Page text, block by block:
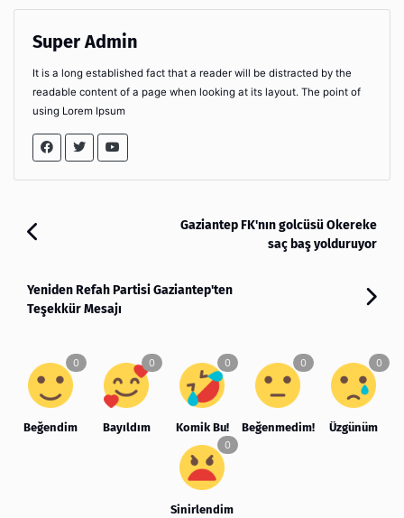
Super Admin
It is a long established fact that a reader will be distracted by the
readable content of a page when looking at its layout. The point of
using Lorem Ipsum
Gaziantep FK'nın golcüsü Okereke
saç baş yolduruyor
Yeniden Refah Partisi Gaziantep'ten
Teşekkür Mesajı
Beğendim Bayıldım Komik Bu! Beğenmedim! Üzgünüm
Sinirlendim